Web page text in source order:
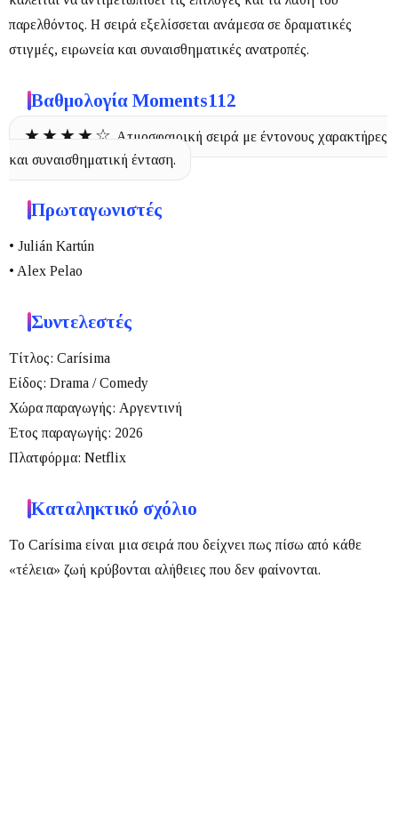
παρελθόντος. Η σειρά εξελίσσεται ανάμεσα σε δραματικές
στιγμές, ειρωνεία και συναισθηματικές ανατροπές.
Βαθμολογία Moments112
★★★★☆ Ατμοσφαιρική σειρά με έντονους χαρακτήρες
και συναισθηματική ένταση.
Πρωταγωνιστές
• Julián Kartún
• Alex Pelao
Συντελεστές
Τίτλος: Carísima
Είδος: Drama / Comedy
Χώρα παραγωγής: Αργεντινή
Έτος παραγωγής: 2026
Πλατφόρμα: Netflix
Καταληκτικό σχόλιο
Το Carísima είναι μια σειρά που δείχνει πως πίσω από κάθε
«τέλεια» ζωή κρύβονται αλήθειες που δεν φαίνονται.